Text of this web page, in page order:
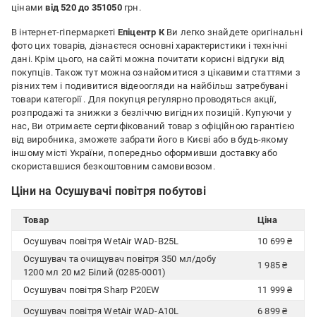
цінамивід 520 до 351050грн.
В інтернет-гіпермаркеті Епіцентр КВи легко знайдете оригінальні
фото цих товарів, дізнаєтеся основні характеристики і технічні
дані. Крім цього, на сайті можна почитати корисні відгуки від
покупців. Також тут можна ознайомитися з цікавими статтями з
різних тем і подивитися відеоогляди на найбільш затребувані
товари категорії . Для покупця регулярно проводяться акції,
розпродажі та знижки з безліччю вигідних позицій. Купуючи у
нас, Ви отримаєте сертифікований товар з офіційною гарантією
від виробника, зможете забрати його в Києві або в будь-якому
іншому місті України, попередньо оформивши доставку або
скориставшися безкоштовним самовивозом.
Ціни на Осушувачі повітря побутові
Товар
Ціна
Осушувач повітря WetAir WAD-B25L
10 699 ₴
Осушувач та очищувач повітря 350 мл/добу
1200 мл 20 м2 Білий (0285-0001)
1 985 ₴
Осушувач повітря Sharp P20EW
11 999 ₴
Осушувач повітря WetAir WAD-A10L
6 899 ₴